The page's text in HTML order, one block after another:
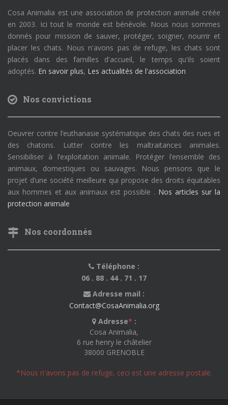
Cosa Animalia est une association de protection animale créée
en 2003. Ici tout le monde est bénévole. Nous nous sommes
donnés pour mission de sauver, protéger, soigner, nourrir et
placer les chats. Nous n'avons pas de refuge, les chats sont
placés dans des familles d'accueil, le temps qu'ils soient
adoptés. En savoir plus, Les actualités de l'association
Nos convictions
Oeuvrer contre l’euthanasie systématique des chats des rues et
des chatons. Lutter contre les maltraitances animales.
Sensibiliser à l’exploitation animale. Protéger l’ensemble des
animaux, domestiques ou sauvages. Nous pensons que le
projet d’une société meilleure qui propose des droits équitables
aux hommes et aux animaux est possible . Nos articles sur la
protection animale
Nos coordonnés
Téléphone :
06 . 88 . 44 . 71 . 17
Adresse mail :
Contact@CosaAnimalia.org
Adresse* :
Cosa Animalia,
6 rue henry le châtelier
38000 GRENOBLE
*Nous n'avons pas de refuge, ceci est une adresse postale.